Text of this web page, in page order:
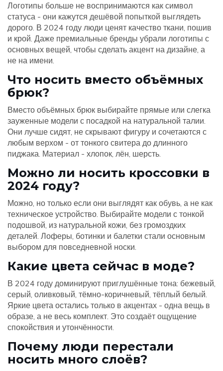
Логотипы больше не воспринимаются как символ
статуса - они кажутся дешёвой попыткой выглядеть
дорого. В 2024 году люди ценят качество ткани, пошив
и крой. Даже премиальные бренды убрали логотипы с
основных вещей, чтобы сделать акцент на дизайне, а
не на имени.
Что носить вместо объёмных
брюк?
Вместо объёмных брюк выбирайте прямые или слегка
зауженные модели с посадкой на натуральной талии.
Они лучше сидят, не скрывают фигуру и сочетаются с
любым верхом - от тонкого свитера до длинного
пиджака. Материал - хлопок, лён, шерсть.
Можно ли носить кроссовки в
2024 году?
Можно, но только если они выглядят как обувь, а не как
техническое устройство. Выбирайте модели с тонкой
подошвой, из натуральной кожи, без громоздких
деталей. Лоферы, ботинки и балетки стали основным
выбором для повседневной носки.
Какие цвета сейчас в моде?
В 2024 году доминируют приглушённые тона: бежевый,
серый, оливковый, тёмно-коричневый, тёплый белый.
Яркие цвета остались только в акцентах - одна вещь в
образе, а не весь комплект. Это создаёт ощущение
спокойствия и утончённости.
Почему люди перестали
носить много слоёв?